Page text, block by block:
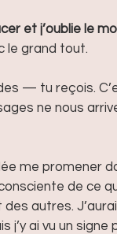
et j’oublie le
le grand tout.
— tu reçois.
ne nous
me promener
de ce
autres.
ai vu un signe